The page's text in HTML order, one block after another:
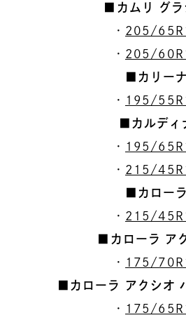
■カムリ グラ
・ 205/
・ 205/
■カリーナ
・ 195/
■カルディ
・ 195/
・ 215/
■カローラ
・ 215/
■カローラ ア
・ 175/
■カローラ アクシオ
・ 175/